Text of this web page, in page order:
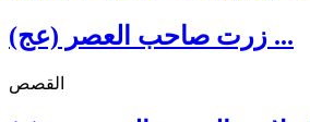
زرت صاحب العصر (عج) ...
القصص